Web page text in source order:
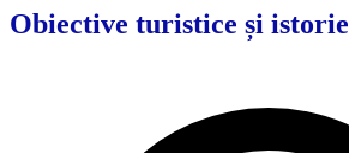
Obiective turistice și istorie